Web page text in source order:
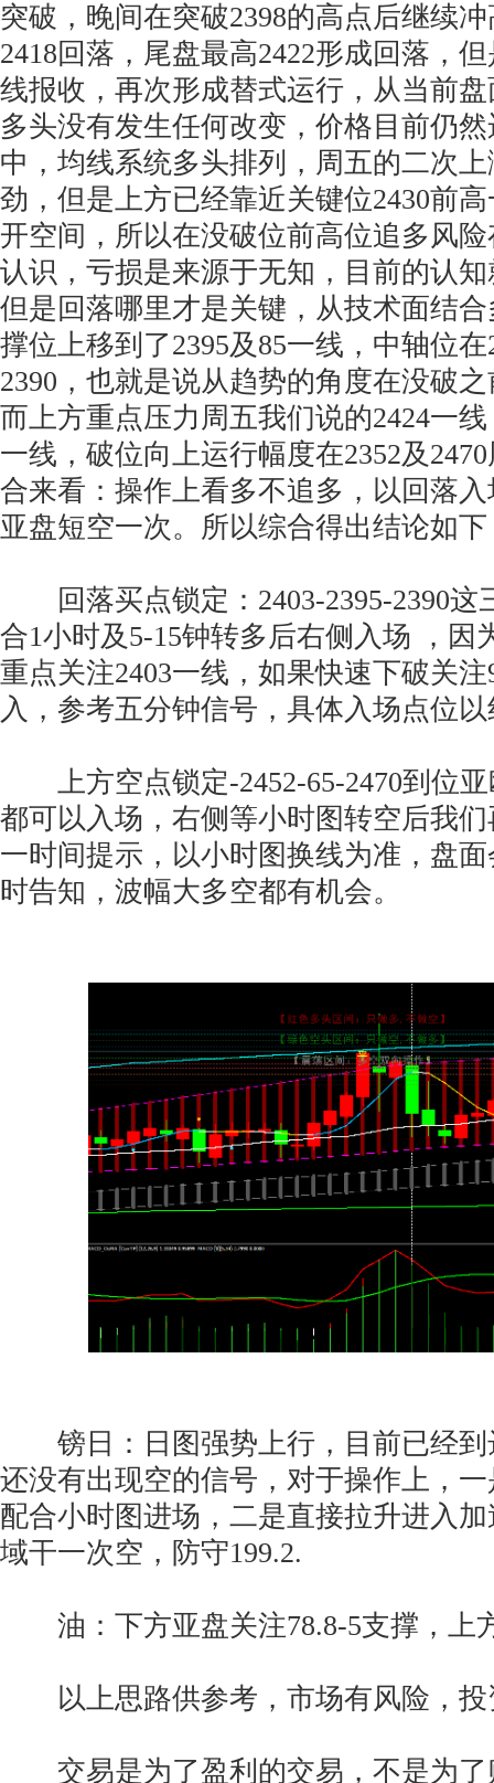
突破，晚间在突破2398的高点后继续
2418回落，尾盘最高2422形成回落，
线报收，再次形成替式运行，从当前
多头没有发生任何改变，价格目前仍
中，均线系统多头排列，周五的二次
劲，但是上方已经靠近关键位2430前
开空间，所以在没破位前高位追多风
认识，亏损是来源于无知，目前的认
但是回落哪里才是关键，从技术面结
撑位上移到了2395及85一线，中轴位
2390，也就是说从趋势的角度在没破
而上方重点压力周五我们说的2424一
一线，破位向上运行幅度在2352及
合来看：操作上看多不追多，以回落
亚盘短空一次。所以综合得出结论如
回落买点锁定：2403-2395-2390这
合1小时及5-15钟转多后右侧入场 ，因
重点关注2403一线，如果快速下破关
入，参考五分钟信号，具体入场点位
上方空点锁定-2452-65-2470到位亚
都可以入场，右侧等小时图转空后我
一时间提示，以小时图换线为准，盘
时告知，波幅大多空都有机会。
镑日：日图强势上行，目前已经到
还没有出现空的信号，对于操作上，
配合小时图进场，二是直接拉升进入加
域干一次空，防守199.2.
油：下方亚盘关注78.8-5支撑，上
以上思路供参考，市场有风险，投
交易是为了盈利的交易，不是为了